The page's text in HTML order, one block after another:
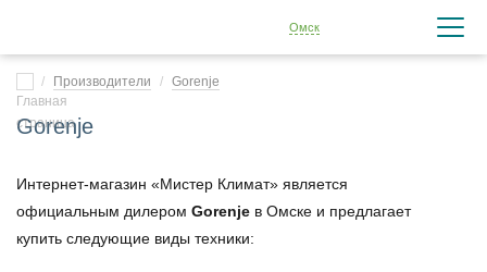
Омск
Производители Gorenje
Gorenje
Интернет-магазин «Мистер Климат» является
официальным дилером Gorenje в Омске и предлагает
купить следующие виды техники: